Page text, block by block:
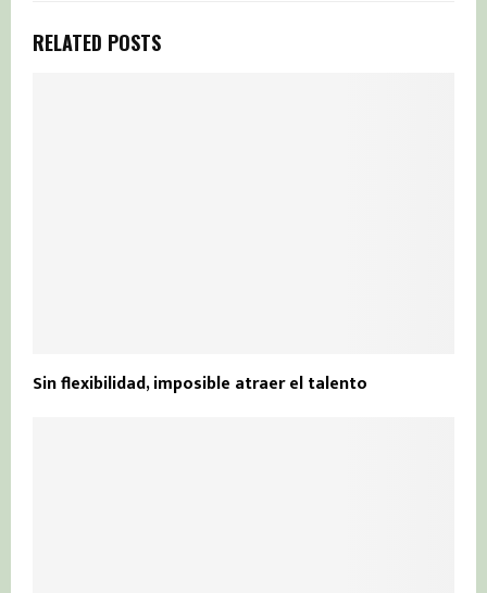
RELATED POSTS
Sin flexibilidad, imposible atraer el talento